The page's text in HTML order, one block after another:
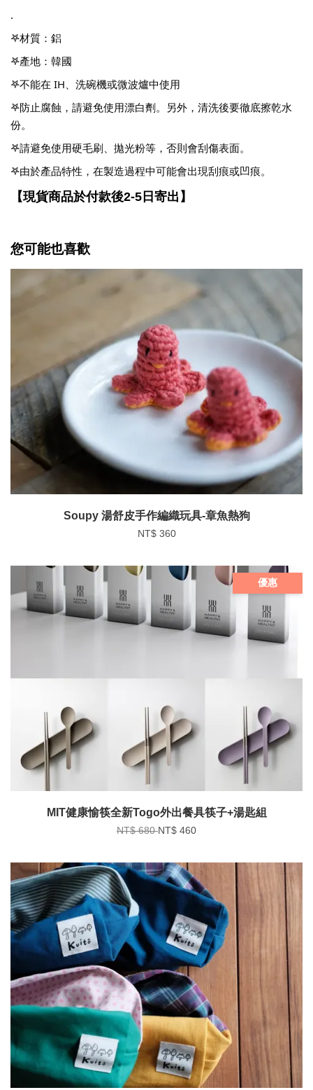
.
𖤐材質：鋁
𖤐產地：韓國
𖤐不能在 IH、洗碗機或微波爐中使用
𖤐防止腐蝕，請避免使用漂白劑。另外，清洗後要徹底擦乾水
份。
𖤐請避免使用硬毛刷、拋光粉等，否則會刮傷表面。
𖤐由於產品特性，在製造過程中可能會出現刮痕或凹痕。
【現貨商品於付款後2-5日寄出】
您可能也喜歡
Soupy 湯舒皮手作編織玩具-章魚熱狗
NT$ 360
優惠
MIT健康愉筷全新Togo外出餐具筷子+湯匙組
NT$ 680NT$ 460